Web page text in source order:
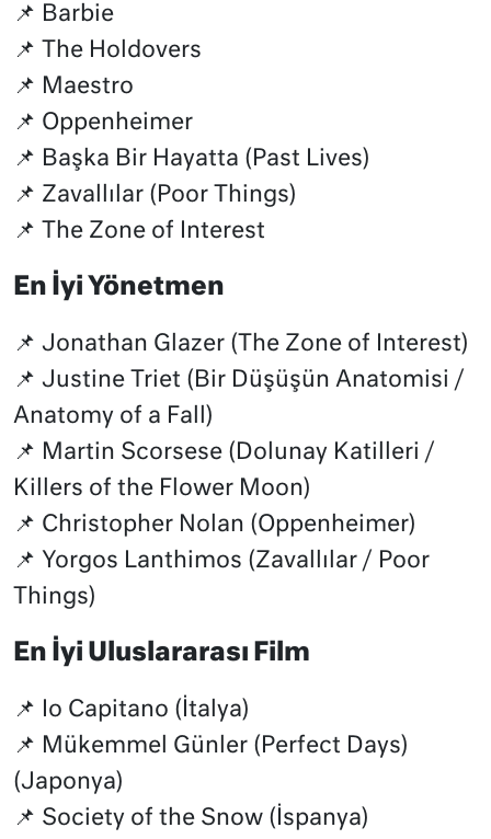
📌 Barbie
📌 The Holdovers
📌 Maestro
📌 Oppenheimer
📌 Başka Bir Hayatta (Past Lives)
📌 Zavallılar (Poor Things)
📌 The Zone of Interest
En İyi Yönetmen
📌 Jonathan Glazer (The Zone of Interest)
📌 Justine Triet (Bir Düşüşün Anatomisi /
Anatomy of a Fall)
📌 Martin Scorsese (Dolunay Katilleri /
Killers of the Flower Moon)
📌 Christopher Nolan (Oppenheimer)
📌 Yorgos Lanthimos (Zavallılar / Poor
Things)
En İyi Uluslararası Film
📌 Io Capitano (İtalya)
📌 Mükemmel Günler (Perfect Days)
(Japonya)
📌 Society of the Snow (İspanya)